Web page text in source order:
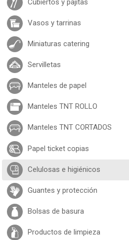
Cubiertos y pajitas
Vasos y tarrinas
Miniaturas catering
Servilletas
Manteles de papel
Manteles TNT ROLLO
Manteles TNT CORTADOS
Papel ticket copias
Celulosas e higiénicos
Guantes y protección
Bolsas de basura
Productos de limpieza